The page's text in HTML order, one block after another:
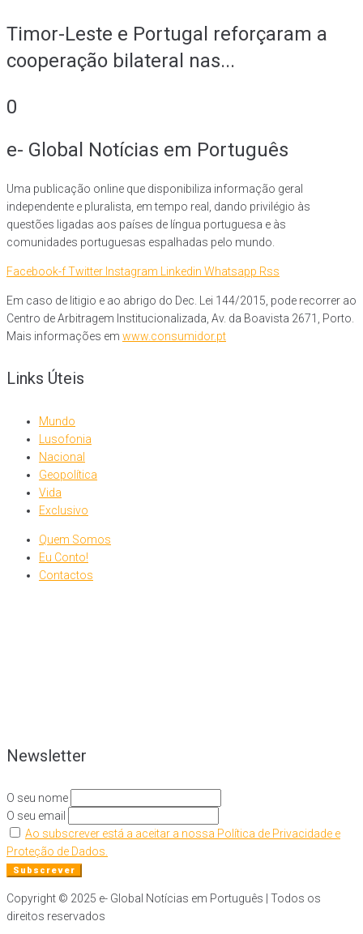
Timor-Leste e Portugal reforçaram a
cooperação bilateral nas...
0
e- Global Notícias em Português
Uma publicação online que disponibiliza informação geral
independente e pluralista, em tempo real, dando privilégio às
questões ligadas aos países de língua portuguesa e às
comunidades portuguesas espalhadas pelo mundo.
Facebook-fTwitter Instagram Linkedin Whatsapp Rss
Em caso de litigio e ao abrigo do Dec. Lei 144/2015, pode recorrer ao
Centro de Arbitragem Institucionalizada, Av. da Boavista 2671, Porto.
Mais informações em www.consumidor.pt
Links Úteis
Mundo
Lusofonia
Nacional
Geopolítica
Vida
Exclusivo
Quem Somos
Eu Conto!
Contactos
Newsletter
O seu nome
O seu email
Ao subscrever está a aceitar a nossa Política de Privacidade e
Proteção de Dados.
Copyright © 2025 e- Global Notícias em Português | Todos os
direitos reservados